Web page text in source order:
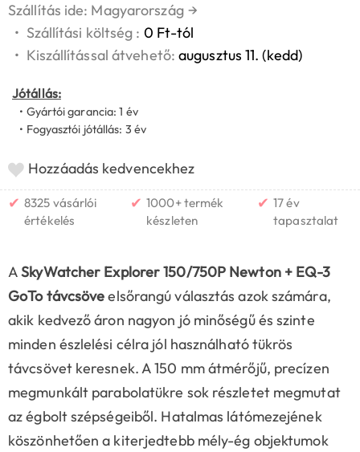
Szállítás ide: Magyarország →
• Szállítási költség : 0 Ft-tól
• Kiszállítással átvehető:augusztus 11. (kedd)
Jótállás:
• Gyártói garancia: 1 év
• Fogyasztói jótállás: 3 év
Hozzáadás kedvencekhez
✔ 8325 vásárlói
értékelés
✔ 1000+ termék
készleten
✔ 17 év
tapasztalat
ASkyWatcher Explorer 150/750P Newton + EQ-3
GoTo távcsöveelsőrangú választás azok számára,
akik kedvező áron nagyon jó minőségű és szinte
minden észlelési célra jól használható tükrös
távcsövet keresnek. A 150 mm átmérőjű, precízen
megmunkált parabolatükre sok részletet megmutat
az égbolt szépségeiből. Hatalmas látómezejének
köszönhetően a kiterjedtebb mély-ég objektumok